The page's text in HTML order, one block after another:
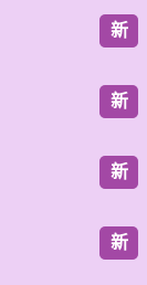
新
新
新
新